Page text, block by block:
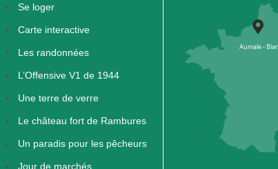
Se loger
Carte interactive
Les randonnées
L’Offensive V1 de 1944
Une terre de verre
Le château fort de Rambures
Un paradis pour les pêcheurs
Jour de marchés